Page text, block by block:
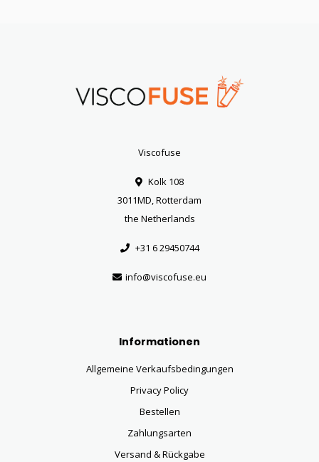
Viscofuse
Kolk 108
3011MD, Rotterdam
the Netherlands
+31 6 29450744
info@viscofuse.eu
Informationen
Allgemeine Verkaufsbedingungen
Privacy Policy
Bestellen
Zahlungsarten
Versand & Rückgabe